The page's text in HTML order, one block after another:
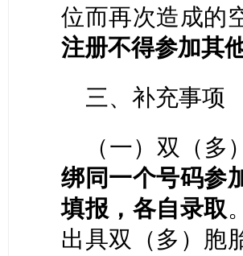
位而再次造成的
注册不得参加其
三、补充事项
（一）双（
绑同一个号码参
填报，各自录取
出具双（多）胞